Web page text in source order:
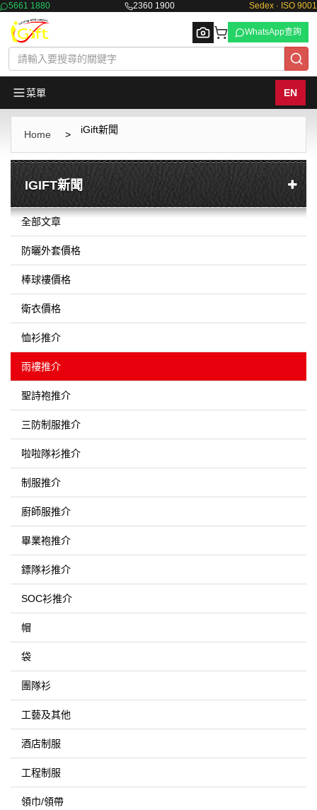
5661 1880 2360 1900 Sedex · ISO 9001
WhatsApp查詢
菜單 EN
Home > iGift新聞
IGIFT新聞
全部文章
防曬外套價格
棒球褸價格
衛衣價格
恤衫推介
雨褸推介
聖詩袍推介
三防制服推介
啦啦隊衫推介
制服推介
廚師服推介
畢業袍推介
鏢隊衫推介
SOC衫推介
帽
袋
團隊衫
工藝及其他
酒店制服
工程制服
領巾/領帶